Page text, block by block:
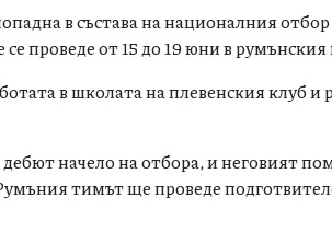
в състава на националния
проведе от 15 до 19 юни в
в школата на плевенския клуб
начело на отбора, и неговият
тимът ще проведе